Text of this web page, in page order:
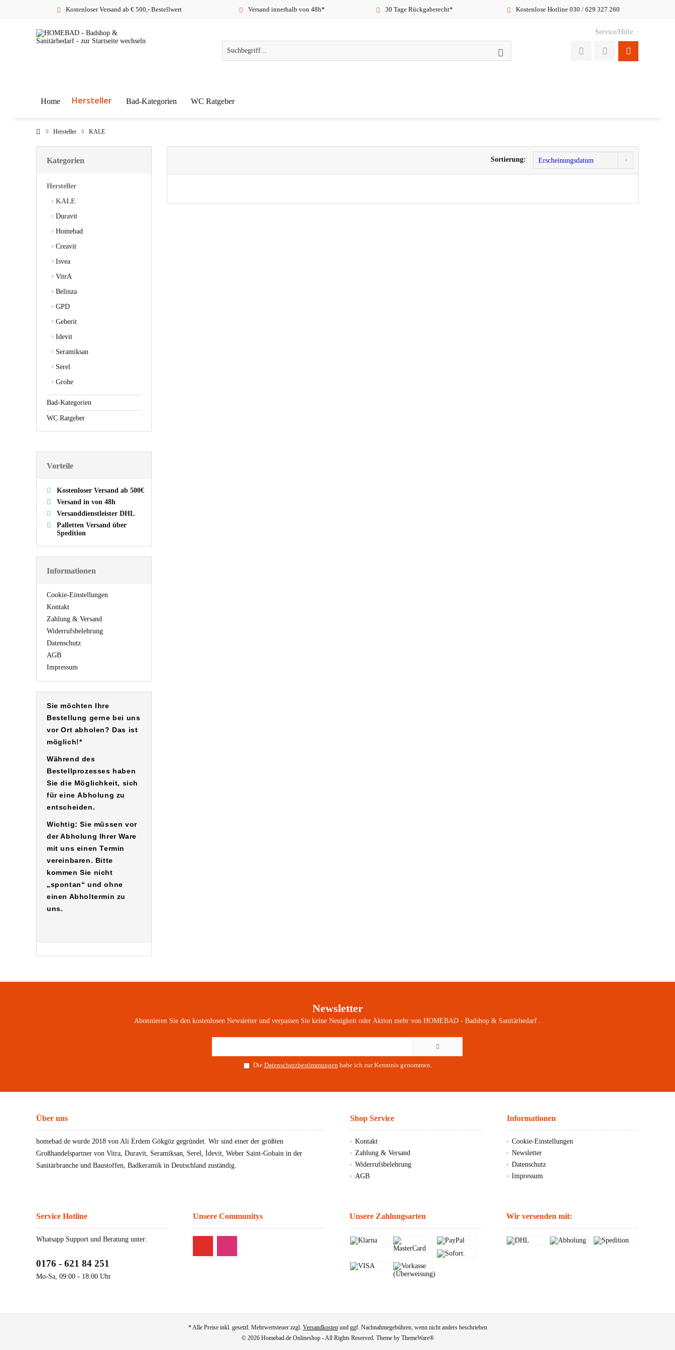
Kostenloser Versand ab € 500,- Bestellwert Versand innerhalb von 48h* 30 Tage Rückgaberecht* Kostenlose Hotline 030 / 629 327 260
Service/Hilfe
Home Hersteller Bad-Kategorien WC Ratgeber
Hersteller KALE
Kategorien
Hersteller
KALE
Duravit
Homebad
Creavit
Isvea
VitrA
Belinza
GPD
Geberit
Idevit
Seramiksan
Serel
Grohe
Bad-Kategorien
WC Ratgeber
Vorteile
Kostenloser Versand ab 500€
Versand in von 48h
Versanddienstleister DHL
Palletten Versand über
Spedition
Informationen
Cookie-Einstellungen
Kontakt
Zahlung & Versand
Widerrufsbelehrung
Datenschutz
AGB
Impressum
Sie möchten Ihre
Bestellung gerne bei uns
vor Ort abholen? Das ist
möglich!*
Während des
Bestellprozesses haben
Sie die Möglichkeit, sich
für eineAbholung zu
entscheiden.
Wichtig: Sie müssen vor
der Abholung Ihrer Ware
mit uns einen Termin
vereinbaren. Bitte
kommen Sie nicht
„spontan“ und ohne
einen Abholtermin zu
uns.
Sortierung:
Newsletter
Abonnieren Sie den kostenlosen Newsletter und verpassen Sie keine Neuigkeit oder Aktion mehr von HOMEBAD - Badshop & Sanitärbedarf .
Die Datenschutzbestimmungen habe ich zur Kenntnis genommen.
Über uns
homebad.de wurde 2018 von Ali Erdem Gökgöz gegründet. Wir sind einer der größten
Großhandelspartner von Vitra, Duravit, Seramiksan, Serel, İdevit, Weber Saint-Gobain in der
Sanitärbranche und Baustoffen, Badkeramik in Deutschland zuständig.
Shop Service
Kontakt
Zahlung & Versand
Widerrufsbelehrung
AGB
Informationen
Cookie-Einstellungen
Newsletter
Datenschutz
Impressum
Service Hotline
Whatsapp Support und Beratung unter:
0176 - 621 84 251
Mo-Sa, 09:00 - 18:00 Uhr
Unsere Communitys Unsere Zahlungsarten Wir versenden mit:
* Alle Preise inkl. gesetzl. Mehrwertsteuer zzgl. Versandkostenund ggf. Nachnahmegebühren, wenn nicht anders beschrieben
© 2026 Homebad.de Onlineshop - All Rights Reserved. Theme by ThemeWare®